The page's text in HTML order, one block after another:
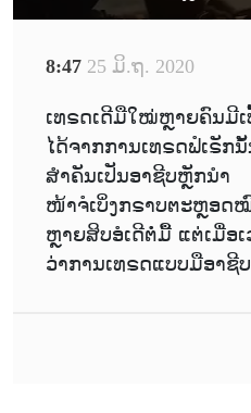
8:47 25 ມິ.ຖ. 2020
ເທຣດເດີມືໃໝ່ຫຼາຍຄົນມີ
ໄດ້ຈາກການເທຣດຟໍເຣັກ
ສຳຄັນເປັນອາຊີບຫຼັກນຳ
ໜ້າຈໍເບິ່ງກຣາບຕະຫຼອດ
ຫຼາຍສິບອໍເດີຕໍ່ມື້ ແຕ່ເມື່ອ
ວ່າການເທຣດແບບມືອາຊີ